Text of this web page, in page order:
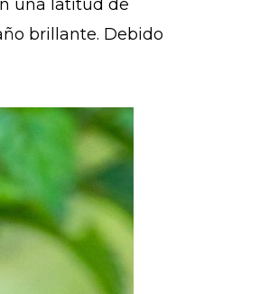
una latitud de
brillante. Debido